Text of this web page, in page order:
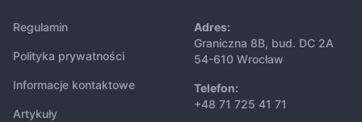
Regulamin
Polityka prywatności
Informacje kontaktowe
Artykuły
Adres:
Graniczna 8B, bud. DC 2A
54-610 Wrocław
Telefon:
+48 71 725 41 71